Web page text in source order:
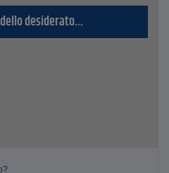
desiderato...